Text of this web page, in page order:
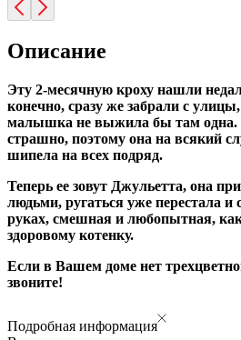
Описание
Эту 2-месячную кроху нашли
конечно, сразу же забрали с
малышка не выжила бы там одна.
страшно, поэтому она на всякий
шипела на всех подряд.
Теперь ее зовут Джульетта, она
людьми, ругаться уже перестала и
руках, смешная и любопытная,
здоровому котенку.
Если в Вашем доме нет
звоните!
Подробная информация